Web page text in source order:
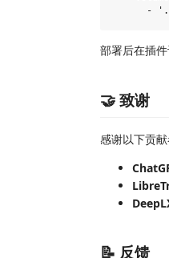
部署后在插
🤝 致谢
感谢以下贡献
📝 反馈